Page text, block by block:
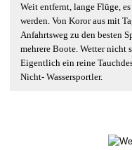
Weit entfernt, lange Flüge,
werden. Von Koror aus mit
Anfahrtsweg zu den besten
mehrere Boote. Wetter nicht
Eigentlich ein reine
Nicht- Wassersportler.